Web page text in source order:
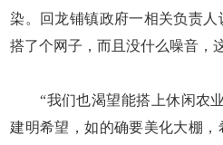
染。回龙铺镇政府一相关负责
搭了个网子，而且没什么噪音，
“我们也渴望能搭上休闲农业
建明希望，如的确要美化大棚